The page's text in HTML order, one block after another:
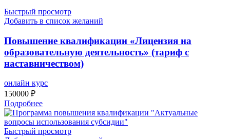
Быстрый просмотр
Добавить в список желаний
Повышение квалификации «Лицензия на
образовательную деятельность» (тариф с
наставничеством)
онлайн курс
150000 ₽
Подробнее
Быстрый просмотр